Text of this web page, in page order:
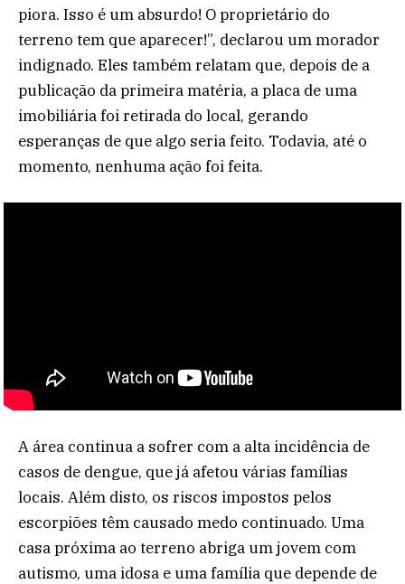
piora. Isso é um absurdo! O proprietário do
terreno tem que aparecer!”, declarou um morador
indignado. Eles também relatam que, depois de a
publicação da primeira matéria, a placa de uma
imobiliária foi retirada do local, gerando
esperanças de que algo seria feito. Todavia, até o
momento, nenhuma ação foi feita.
A área continua a sofrer com a alta incidência de
casos de dengue, que já afetou várias famílias
locais. Além disto, os riscos impostos pelos
escorpiões têm causado medo continuado. Uma
casa próxima ao terreno abriga um jovem com
autismo, uma idosa e uma família que depende de